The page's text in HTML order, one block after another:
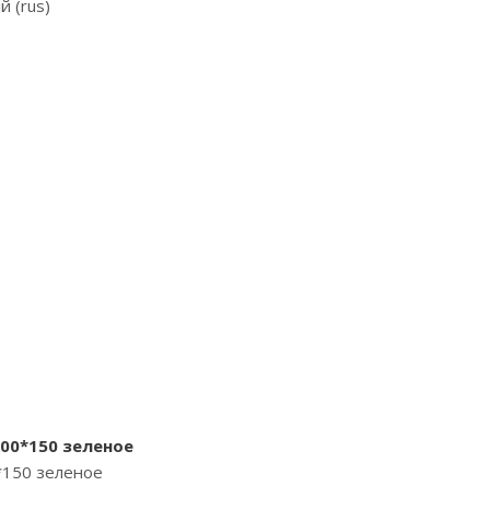
(rus)
зеленое
зеленое